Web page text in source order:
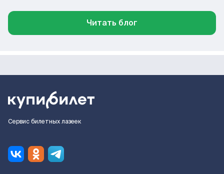
Читать блог
Сервис билетных лазеек